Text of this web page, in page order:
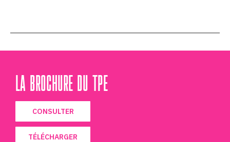
LA BROCHURE DU TPE
CONSULTER
TÉLÉCHARGER